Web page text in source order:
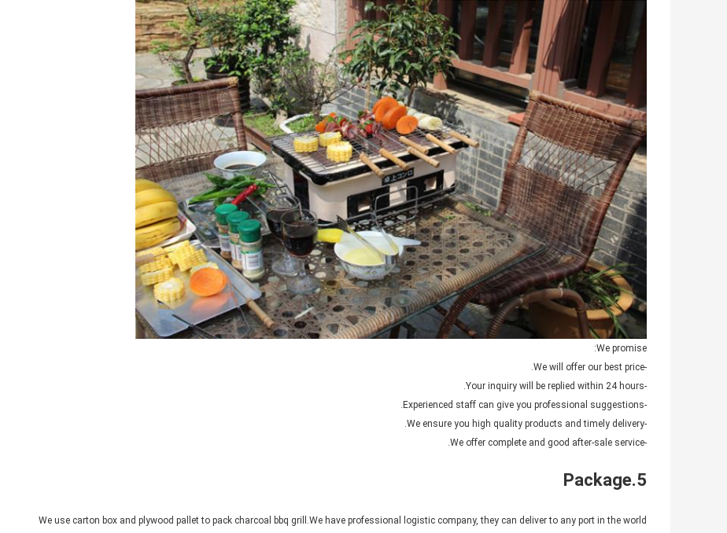
We promise:
-We will offer our best price.
-Your inquiry will be replied within 24 hours.
-Experienced staff can give you professional suggestions.
-We ensure you high quality products and timely delivery.
-We offer complete and good after-sale service.
5.Package
We use carton box and plywood pallet to pack charcoal bbq grill.We have professional logistic company, they can deliver to any port in the world